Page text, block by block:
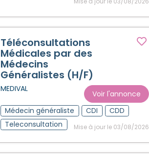
Téléconsultations
Médicales par des
Médecins
Généralistes (H/F)
MEDIVAL
Voir l'annonce
Médecin généraliste
CDI
CDD
Teleconsultation
Mise à jour le 03/08/2026